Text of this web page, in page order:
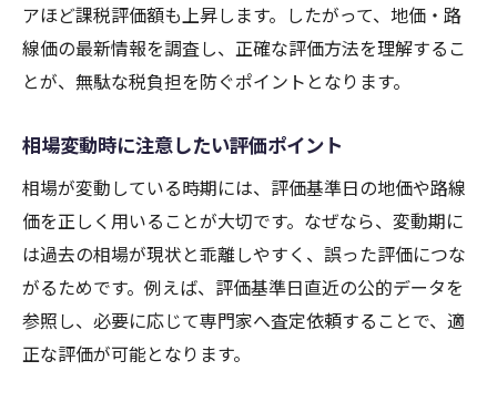
アほど課税評価額も上昇します。したがって、地価・路
線価の最新情報を調査し、正確な評価方法を理解するこ
とが、無駄な税負担を防ぐポイントとなります。
相場変動時に注意したい評価ポイント
相場が変動している時期には、評価基準日の地価や路線
価を正しく用いることが大切です。なぜなら、変動期に
は過去の相場が現状と乖離しやすく、誤った評価につな
がるためです。例えば、評価基準日直近の公的データを
参照し、必要に応じて専門家へ査定依頼することで、適
正な評価が可能となります。